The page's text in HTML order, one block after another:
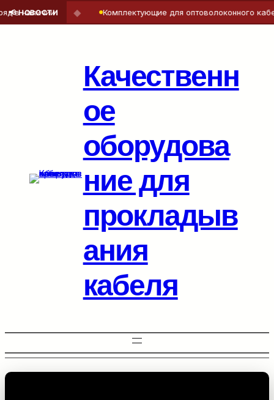
Качественн
ое
оборудова
ние для
прокладыв
ания
кабеля
📢 НОВОСТИ
наличии Комплектующие для оптоволоконного